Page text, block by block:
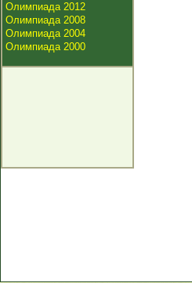
Олимпиада 2012
Олимпиада 2008
Олимпиада 2004
Олимпиада 2000